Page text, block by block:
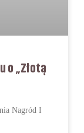
o „Złotą
Nagród I